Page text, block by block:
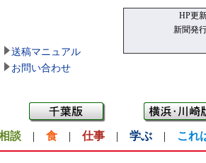
送稿マニュアル
お問い合わせ
HP更
新聞発
談 | 食 | 仕事 | 学ぶ | これ